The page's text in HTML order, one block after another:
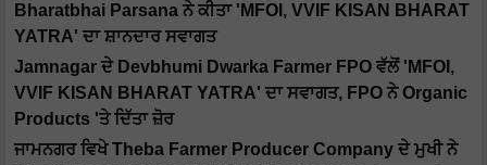
Bharatbhai Parsana ਨੇ ਕੀਤਾ 'MFOI, VVIF KISAN BHARAT
YATRA' ਦਾ ਸ਼ਾਨਦਾਰ ਸਵਾਗਤ
Jamnagar ਦੇ Devbhumi Dwarka Farmer FPO ਵੱਲੋਂ 'MFOI,
VVIF KISAN BHARAT YATRA' ਦਾ ਸਵਾਗਤ, FPO ਨੇ Organic
Products 'ਤੇ ਦਿੱਤਾ ਜ਼ੋਰ
ਜਾਮਨਗਰ ਵਿਖੇ Theba Farmer Producer Company ਦੇ ਮੁਖੀ ਨੇ